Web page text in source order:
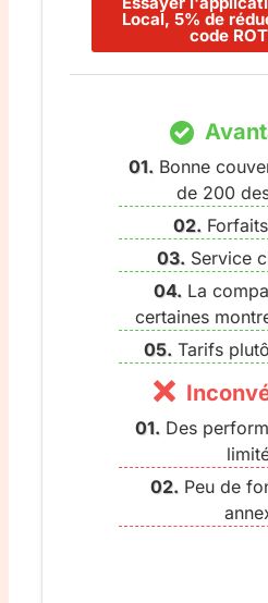
Local, 5% de
code
Bonne
de 200
Service
La
certaines
Tarifs
Des
Peu de